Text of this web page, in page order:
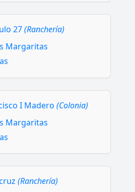
27(Ranchería)
Margaritas
I Madero (Colonia)
Margaritas
(Ranchería)